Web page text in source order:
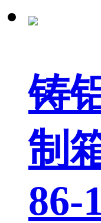
铸
制
86-